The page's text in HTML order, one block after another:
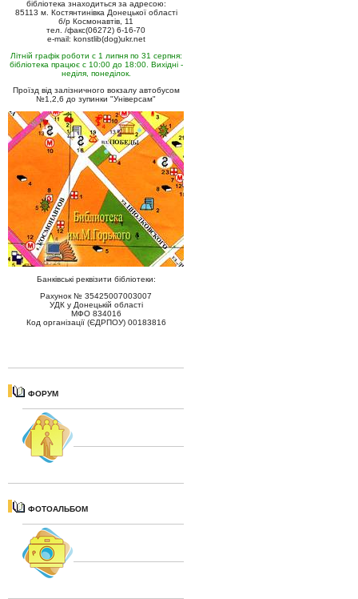
бібліотека знаходиться за адресою:
85113 м. Костянтинівка Донецької області
б/р Космонавтів, 11
тел. /факс(06272) 6-16-70
e-mail: konstlib(dog)ukr.net
Літній графік роботи с 1 липня по 31 серпня:
бібліотека працює с 10:00 до 18:00. Вихідні -
неділя, понеділок.
Проїзд від залізничного вокзалу автобусом
№1,2,6 до зупинки "Універсам"
Банківські реквізити бібліотеки:
Рахунок № 35425007003007
УДК у Донецькій області
МФО 834016
Код організації (ЄДРПОУ) 00183816
ФОРУМ
ФОТОАЛЬБОМ